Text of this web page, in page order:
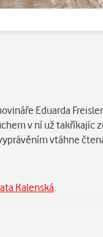
Eduarda
v ní už takříkajíc
vtáhne
Kalenská